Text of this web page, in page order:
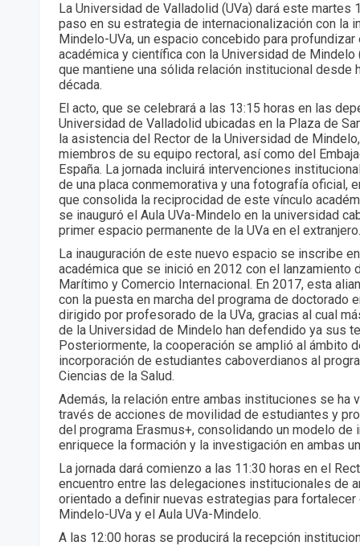
La Universidad de Valladolid (UVa) dará este martes
paso en su estrategia de internacionalización con la
Mindelo-UVa, un espacio concebido para
académica y científica con la Universidad de Mindelo
que mantiene una sólida relación institucional desde
década.
El acto, que se celebrará a las 13:15 horas en las
Universidad de Valladolid ubicadas en la Plaza de
la asistencia del Rector de la Universidad de
miembros de su equipo rectoral, así como del
España. La jornada incluirá intervenciones
de una placa conmemorativa y una fotografía oficial,
que consolida la reciprocidad de este vínculo
se inauguró el Aula UVa-Mindelo en la universidad
primer espacio permanente de la UVa en el extranjero.
La inauguración de este nuevo espacio se inscribe
académica que se inició en 2012 con el lanzamiento
Marítimo y Comercio Internacional. En 2017, esta
con la puesta en marcha del programa de doctorado
dirigido por profesorado de la UVa, gracias al cual
de la Universidad de Mindelo han defendido ya sus
Posteriormente, la cooperación se amplió al ámbito
incorporación de estudiantes caboverdianos al
Ciencias de la Salud.
Además, la relación entre ambas instituciones se ha
través de acciones de movilidad de estudiantes y
del programa Erasmus+, consolidando un modelo de
enriquece la formación y la investigación en ambas
La jornada dará comienzo a las 11:30 horas en el
encuentro entre las delegaciones institucionales de
orientado a definir nuevas estrategias para fortalecer
Mindelo-UVa y el Aula UVa-Mindelo.
A las 12:00 horas se producirá la recepción